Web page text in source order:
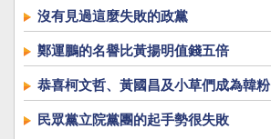
沒有見過這麼失敗的政黨
鄭運鵬的名譽比黃揚明值錢五倍
恭喜柯文哲、黃國昌及小草們成為韓粉
民眾黨立院黨團的起手勢很失敗